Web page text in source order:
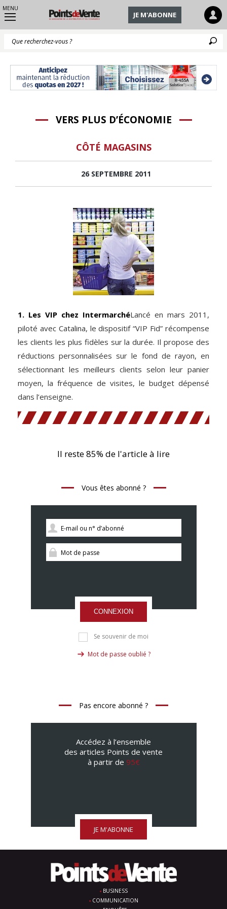
MENU
JE M'ABONNE
VERS PLUS D’ÉCONOMIE
CÔTÉ MAGASINS
26 SEPTEMBRE 2011
1. Les VIP chez IntermarchéLancé en mars 2011,
piloté avec Catalina, le dispositif “VIP Fid” récompense
les clients les plus fidèles sur la durée. Il propose des
réductions personnalisées sur le fond de rayon, en
sélectionnant les meilleurs clients selon leur panier
moyen, la fréquence de visites, le budget dépensé
dans l’enseigne.
Il reste 85% de l'article à lire
Vous êtes abonné ?
CONNEXION
Se souvenir de moi
Mot de passe oublié ?
Pas encore abonné ?
Accédez à l’ensemble
des articles Points de vente
à partir de 95€
JE M'ABONNE
BUSINESS
COMMUNICATION